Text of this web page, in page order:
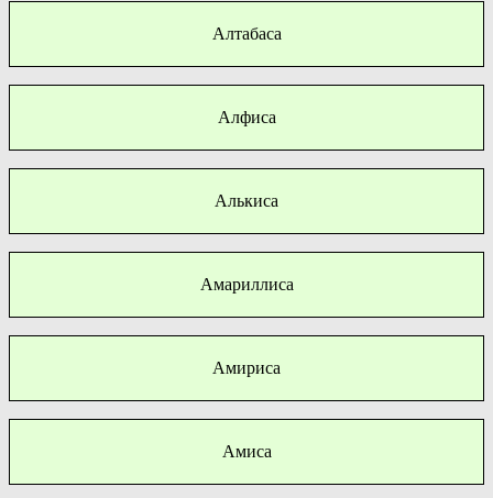
Алтабаса
Алфиса
Алькиса
Амариллиса
Амириса
Амиса